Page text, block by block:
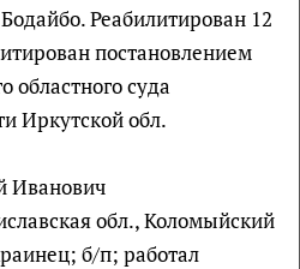
Реабилитирован 12
постановлением
областного суда
Иркутской обл.
Иванович
обл., Коломыйский
б/п; работал